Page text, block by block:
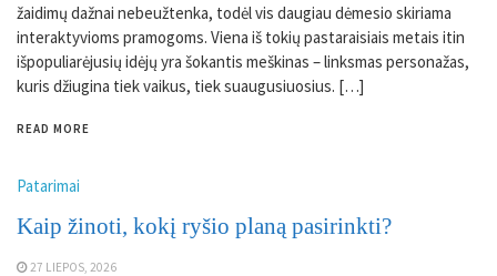
žaidimų dažnai nebeužtenka, todėl vis daugiau dėmesio skiriama
interaktyvioms pramogoms. Viena iš tokių pastaraisiais metais itin
išpopuliarėjusių idėjų yra šokantis meškinas – linksmas personažas,
kuris džiugina tiek vaikus, tiek suaugusiuosius. […]
READ MORE
Patarimai
Kaip žinoti, kokį ryšio planą pasirinkti?
27 LIEPOS, 2026